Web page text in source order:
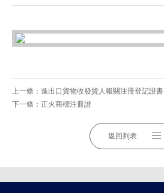
上一條： 進出口貨物收發貨人報關注冊登記證書
下一條： 正火商標注冊證
返回列表